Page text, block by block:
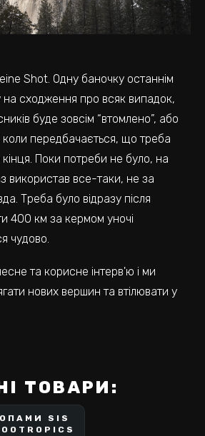
Shot. Одну баночку останнім
сходження про всяк випадок,
буде зовсім “втомлено”, або
передбачається, що треба
Поки потреби не було, на
використав все-таки, не за
Треба було відразу після
400 км за кермом уночі
чудово.
та корисне інтерв'ю і ми
нових вершин та втілювати у
ТОВАРИ:
SIS